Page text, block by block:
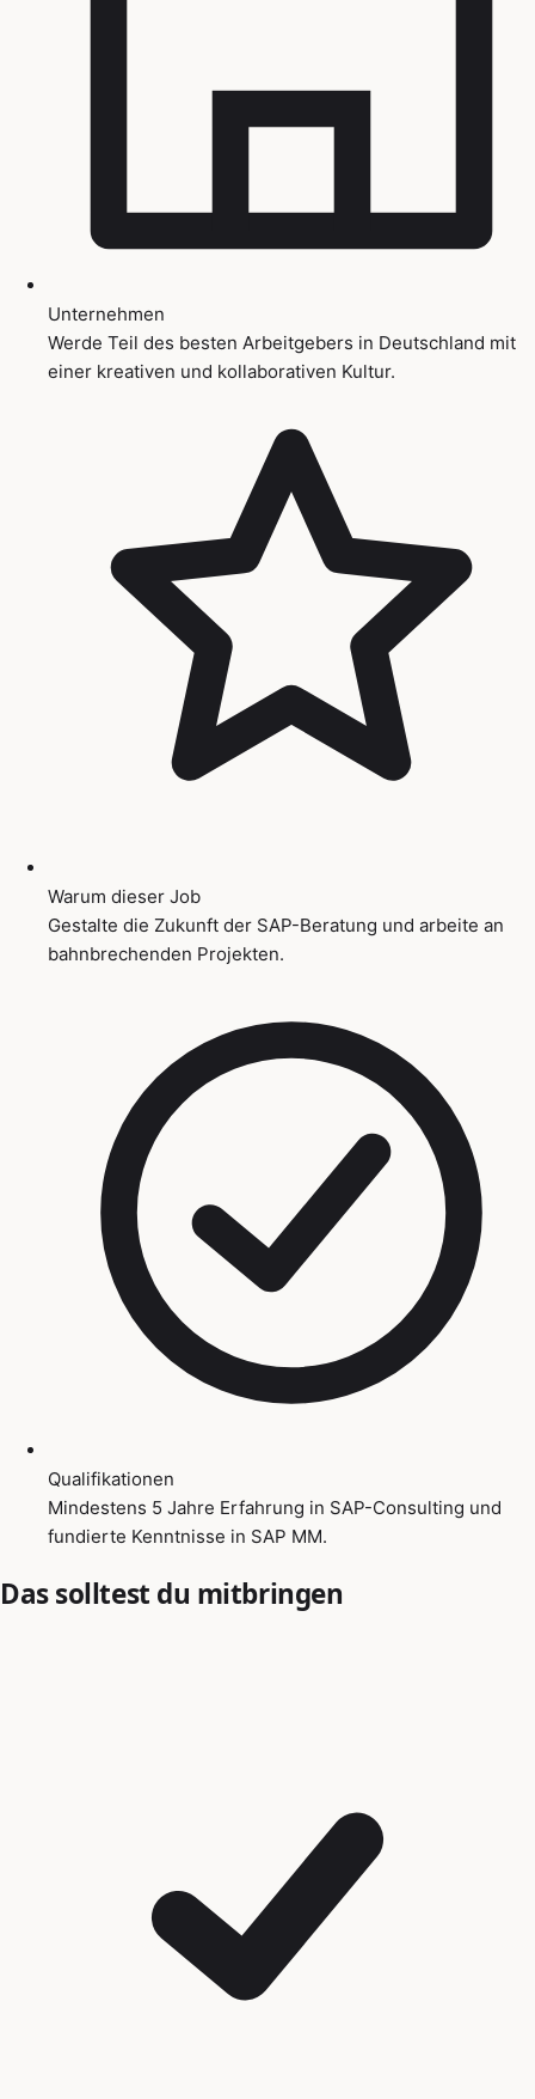
Unternehmen
Werde Teil des besten Arbeitgebers in Deutschland mit
einer kreativen und kollaborativen Kultur.
Warum dieser Job
Gestalte die Zukunft der SAP-Beratung und arbeite an
bahnbrechenden Projekten.
Qualifikationen
Mindestens 5 Jahre Erfahrung in SAP-Consulting und
fundierte Kenntnisse in SAP MM.
Das solltest du mitbringen